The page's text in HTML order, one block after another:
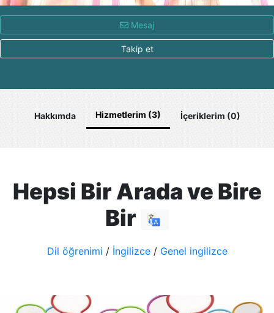
Mesaj
Takip et
Hakkımda Hizmetlerim (3) İçeriklerim (0)
Hepsi Bir Arada ve Bire
Bir
Dil öğrenimi / İngilizce/ Genel ingilizce